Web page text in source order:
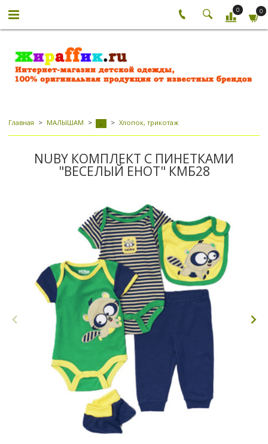
0 0
Главная МАЛЫШАМ - Хлопок, трикотаж
NUBY КОМПЛЕКТ С ПИНЕТКАМИ
"ВЕСЕЛЫЙ ЕНОТ" КМБ28